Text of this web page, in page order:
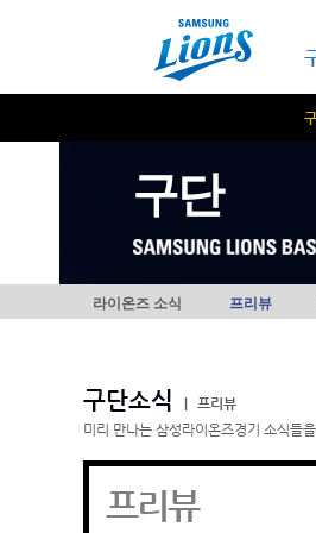
구단
라이온즈 소식 프리뷰
구단소식
프리뷰
미리 만나는 삼성라이온즈경기 소식들
프리뷰